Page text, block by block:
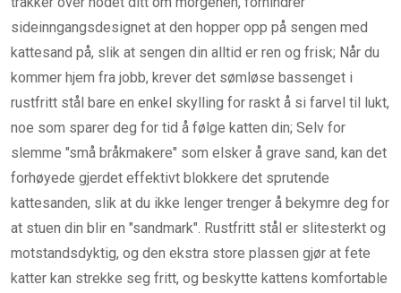
sideinngangsdesignet at den hopper opp på sengen med
kattesand på, slik at sengen din alltid er ren og frisk; Når du
kommer hjem fra jobb, krever det sømløse bassenget i
rustfritt stål bare en enkel skylling for raskt å si farvel til lukt,
noe som sparer deg for tid å følge katten din; Selv for
slemme "små bråkmakere" som elsker å grave sand, kan det
forhøyede gjerdet effektivt blokkere det sprutende
kattesanden, slik at du ikke lenger trenger å bekymre deg for
at stuen din blir en "sandmark". Rustfritt stål er slitesterkt og
motstandsdyktig, og den ekstra store plassen gjør at fete
katter kan strekke seg fritt, og beskytte kattens komfortable